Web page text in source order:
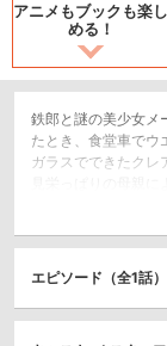
アニメもブックも楽し
める！
鉄郎と謎の美少女メ
たとき、食堂車でウ
ガラスでできたクレ
見栄っぱりの母親
のだ。やがて、999
と企んだ変身だった
SF/ファンタジー
エピソード（全1話）